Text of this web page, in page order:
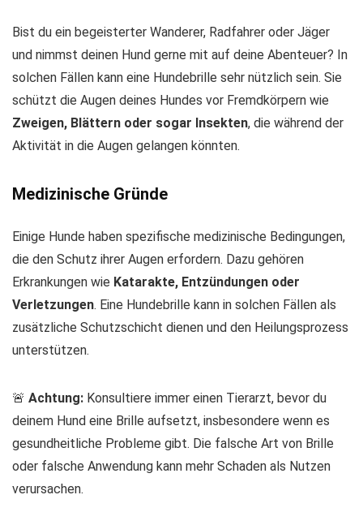
Bist du ein begeisterter Wanderer, Radfahrer oder Jäger
und nimmst deinen Hund gerne mit auf deine Abenteuer? In
solchen Fällen kann eine Hundebrille sehr nützlich sein. Sie
schützt die Augen deines Hundes vor Fremdkörpern wie
Zweigen, Blättern oder sogar Insekten, die während der
Aktivität in die Augen gelangen könnten.
Medizinische Gründe
Einige Hunde haben spezifische medizinische Bedingungen,
die den Schutz ihrer Augen erfordern. Dazu gehören
Erkrankungen wie Katarakte, Entzündungen oder
Verletzungen. Eine Hundebrille kann in solchen Fällen als
zusätzliche Schutzschicht dienen und den Heilungsprozess
unterstützen.
🚨 Achtung: Konsultiere immer einen Tierarzt, bevor du
deinem Hund eine Brille aufsetzt, insbesondere wenn es
gesundheitliche Probleme gibt. Die falsche Art von Brille
oder falsche Anwendung kann mehr Schaden als Nutzen
verursachen.